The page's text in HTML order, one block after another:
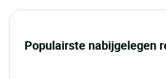
Populairste nabijgelegen